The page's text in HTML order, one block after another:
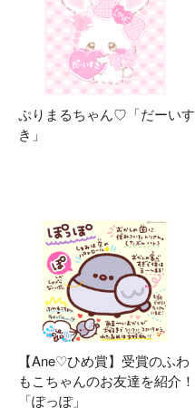
ぷりまるちゃん♡「だーいす
き」
【Ane♡ひめ賞】受賞のふわ
もこちゃんのお友達を紹介！
「ぽっぽ」